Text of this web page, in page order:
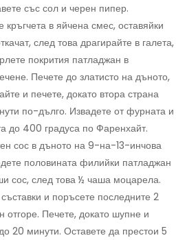
със сол и черен пипер.
в яйчена смес, оставяйки
след това драгирайте в галета,
покрития патладжан в
Печете до златисто на дъното,
и печете, докато втора страна
по-дълго. Извадете от фурната и
до 400 градуса по Фаренхайт.
сос в дъното на 9-на-13-инчова
половината филийки патладжан
сос, след това ½ чаша моцарела.
и поръсете последните 2
Печете, докато шупне и
20 минути. Оставете да престои 5